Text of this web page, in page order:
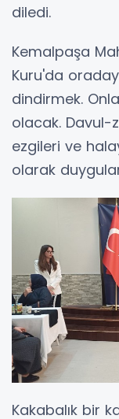
diledi.
Kemalpaşa
Kuru'da
dindirmek.
olacak. Davul-
ezgileri ve
olarak
Kakabalık bir